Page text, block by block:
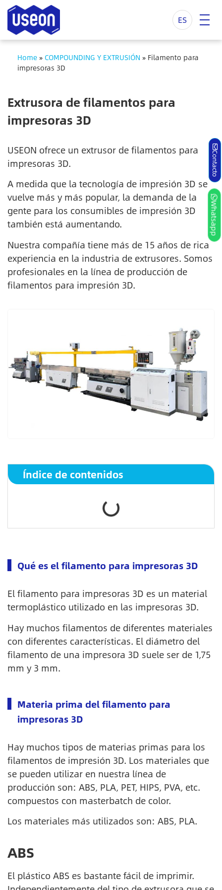
ES
Home» COMPOUNDING Y EXTRUSIÓN » Filamento para
impresoras 3D
Extrusora de filamentos para
impresoras 3D
USEON ofrece un extrusor de filamentos para
impresoras 3D.
A medida que la tecnología de impresión 3D se
vuelve más y más popular, la demanda de la
gente para los consumibles de impresión 3D
también está aumentando.
Nuestra compañía tiene más de 15 años de rica
experiencia en la industria de extrusores. Somos
profesionales en la línea de producción de
filamentos para impresión 3D.
Índice de contenidos
Qué es el filamento para impresoras 3D
El filamento para impresoras 3D es un material
termoplástico utilizado en las impresoras 3D.
Hay muchos filamentos de diferentes materiales
con diferentes características. El diámetro del
filamento de una impresora 3D suele ser de 1,75
mm y 3 mm.
Materia prima del filamento para
impresoras 3D
Hay muchos tipos de materias primas para los
filamentos de impresión 3D. Los materiales que
se pueden utilizar en nuestra línea de
producción son: ABS, PLA, PET, HIPS, PVA, etc.
compuestos con masterbatch de color.
Los materiales más utilizados son: ABS, PLA.
ABS
El plástico ABS es bastante fácil de imprimir.
Contacto
Whatsapp